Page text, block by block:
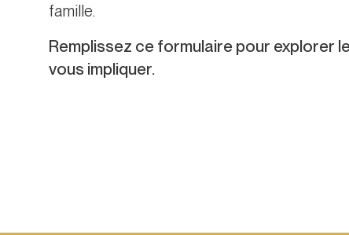
famille.
Remplissez ce formulaire pour explorer
vous impliquer.